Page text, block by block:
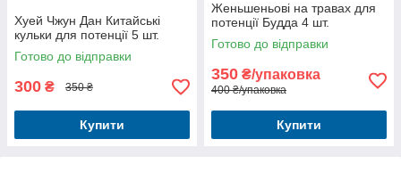
Хуей Чжун Дан Китайські
кульки для потенції 5 шт.
Готово до відправки
300 ₴ 350 ₴
Купити
Женьшеньові на травах для
потенції Будда 4 шт.
Готово до відправки
350 ₴/упаковка
400 ₴/упаковка
Купити